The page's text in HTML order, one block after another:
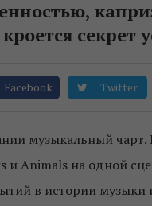
секрет
Facebook Twitter
музыкальный чарт.
и Animals на одной
в истории